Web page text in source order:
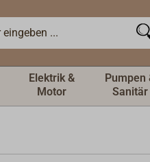
Elektrik &
Motor
Pumpen
Sanitär